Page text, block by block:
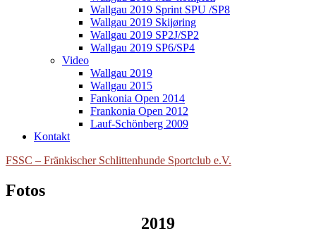
Wallgau 2019 Sprint SPU /SP8
Wallgau 2019 Skijøring
Wallgau 2019 SP2J/SP2
Wallgau 2019 SP6/SP4
Video
Wallgau 2019
Wallgau 2015
Fankonia Open 2014
Frankonia Open 2012
Lauf-Schönberg 2009
Kontakt
FSSC – Fränkischer Schlittenhunde Sportclub e.V.
Fotos
2019